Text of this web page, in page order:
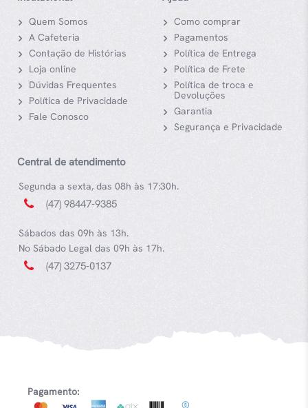
Quem Somos
A Cafeteria
Contação de Histórias
Loja online
Dúvidas Frequentes
Política de Privacidade
Fale Conosco
Como comprar
Pagamentos
Política de Entrega
Política de Frete
Política de troca e
Devoluções
Garantia
Segurança e Privacidade
Central de atendimento
Segunda a sexta, das 08h às 17:30h.
(47) 98447-9385
Sábados das 09h às 13h.
No Sábado Legal das 09h às 17h.
(47) 3275-0137
Pagamento: